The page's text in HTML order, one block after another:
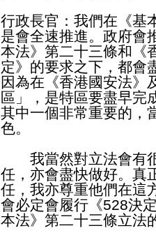
行政長官：我們在《基
是會全速推進。政府會
本法》第二十三條和《
定》的要求之下，都會
因為在《香港國安法》
區」，是特區要盡早完
其中一個非常重要的，
色。
我當然對立法會有很
任，亦會盡快做好。真
任，我亦尊重他們在這
會必定會履行《528決
本法》第二十三條立法